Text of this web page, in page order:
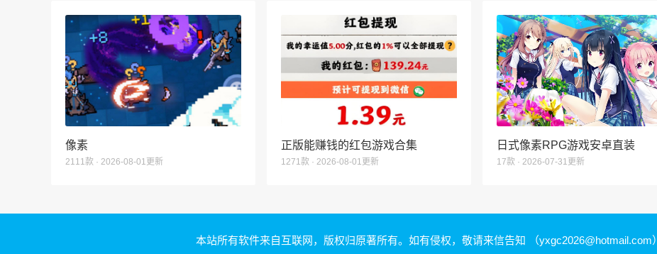
像素
2111款 · 2026-08-01更新
正版能赚钱的红包游戏合集
1271款 · 2026-08-01更新
日式像素RPG游戏安卓直装
17款 · 2026-07-31更新
本站所有软件来自互联网，版权归原著所有。如有侵权，敬请来信告知 （yxgc2026@hotmail.com）